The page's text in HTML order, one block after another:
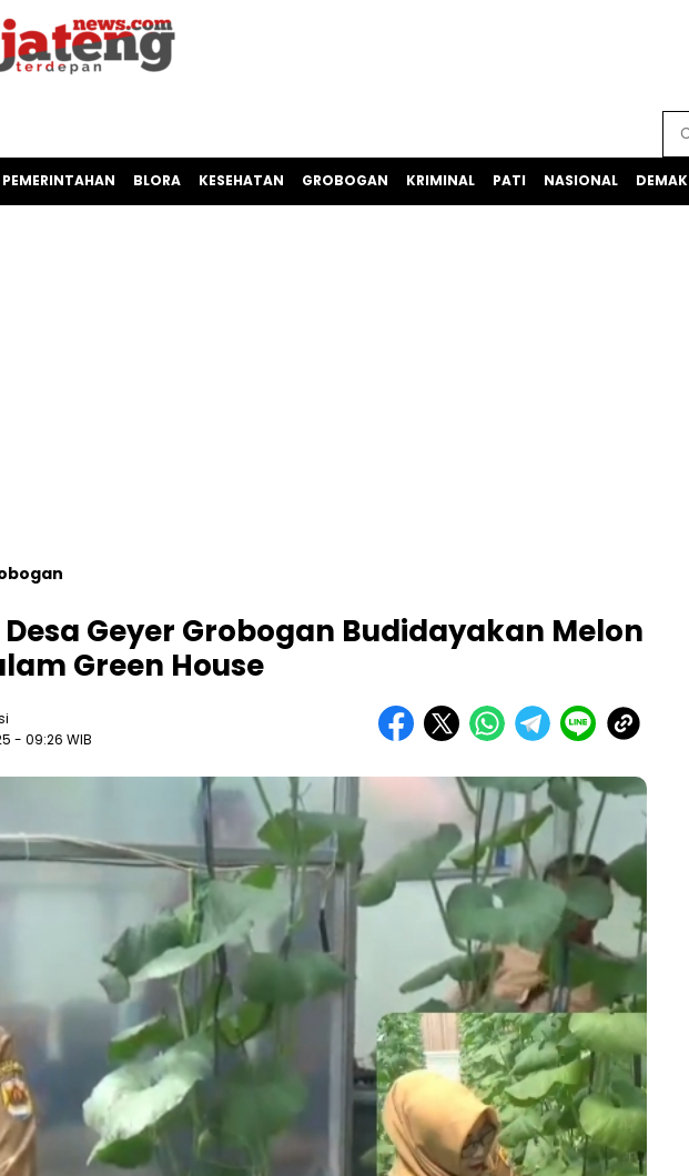
PEMERINTAHAN BLORA KESEHATAN GROBOGAN KRIMINAL PATI NASIONAL DEMAK
Geyer Grobogan Budidayakan Melon
Green House
- 09:26 WIB